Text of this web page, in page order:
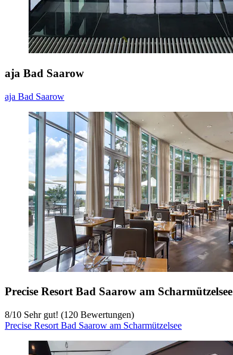
aja Bad Saarow
aja Bad Saarow
Precise Resort Bad Saarow am Scharmützelsee
8/10 Sehr gut! (120 Bewertungen)
Precise Resort Bad Saarow am Scharmützelsee